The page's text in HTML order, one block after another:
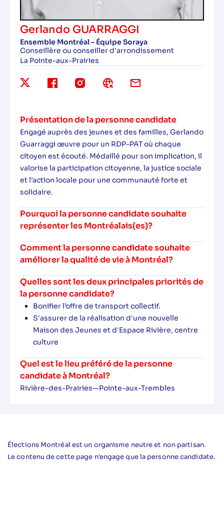
Gerlando GUARRAGGI
Ensemble Montréal - Équipe Soraya
Conseillère ou conseiller d'arrondissement
La Pointe-aux-Prairies
Présentation de la personne candidate
Engagé auprès des jeunes et des familles, Gerlando
Guarraggi œuvre pour un RDP–PAT où chaque
citoyen est écouté. Médaillé pour son implication, il
valorise la participation citoyenne, la justice sociale
et l’action locale pour une communauté forte et
solidaire.
Pourquoi la personne candidate souhaite
représenter les Montréalais(es)?
Comment la personne candidate souhaite
améliorer la qualité de vie à Montréal?
Quelles sont les deux principales priorités de
la personne candidate?
Bonifier l’offre de transport collectif.
S'assurer de la réalisation d'une nouvelle
Maison des Jeunes et d'Espace Rivière, centre
culture
Quel est le lieu préféré de la personne
candidate à Montréal?
Rivière-des-Prairies—Pointe-aux-Trembles
Élections Montréal est un organisme neutre et non partisan.
Le contenu de cette page n'engage que la personne candidate.